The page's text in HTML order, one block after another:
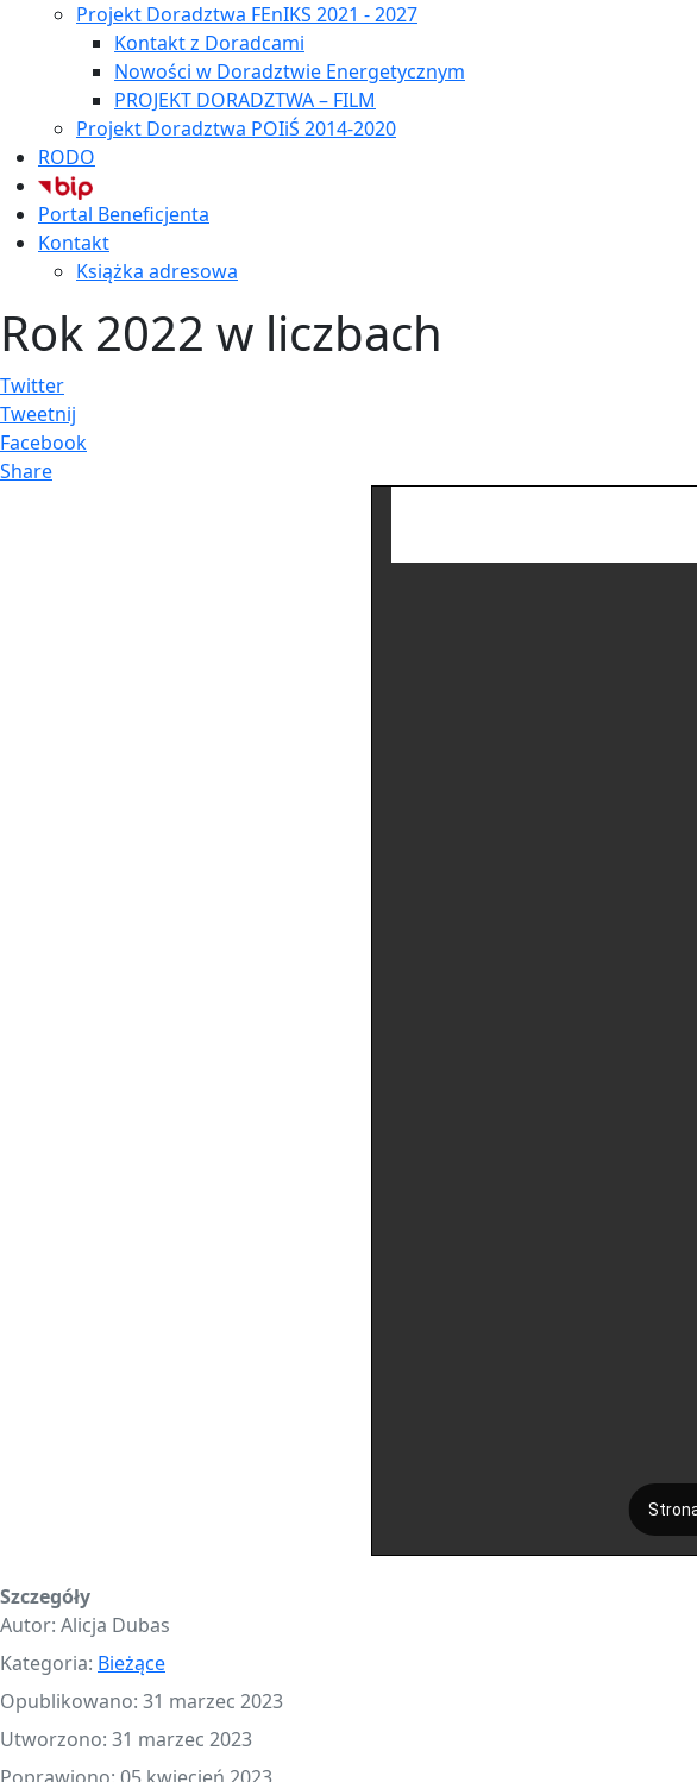
Projekt Doradztwa FEnIKS 2021 - 2027
Kontakt z Doradcami
Nowości w Doradztwie Energetycznym
PROJEKT DORADZTWA – FILM
Projekt Doradztwa POIiŚ 2014-2020
RODO
Portal Beneficjenta
Kontakt
Książka adresowa
Rok 2022 w liczbach
Twitter
Tweetnij
Facebook
Share
Szczegóły
Autor: Alicja Dubas
Kategoria: Bieżące
Opublikowano: 31 marzec 2023
Utworzono: 31 marzec 2023